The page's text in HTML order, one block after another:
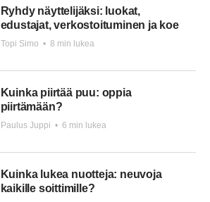
Ryhdy näyttelijäksi: luokat,
edustajat, verkostoituminen ja koe
Topi Simo • 8 min lukea
Kuinka piirtää puu: oppia
piirtämään?
Paulus Juppi • 6 min lukea
Kuinka lukea nuotteja: neuvoja
kaikille soittimille?